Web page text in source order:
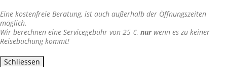
Eine kostenfreie Beratung, ist auch außerhalb der Öffnungszeiten
möglich.
Wir berechnen eine Servicegebühr von 25 €, nurwenn es zu keiner
Reisebuchung kommt!
Schliessen